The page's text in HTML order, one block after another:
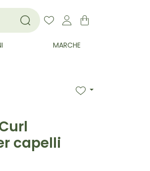
MARCHE
capelli